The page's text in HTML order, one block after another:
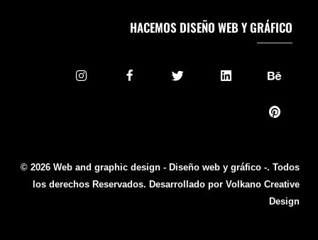
HACEMOS DISEÑO WEB Y GRÁFICO
© 2026 Web and graphic design - Diseño web y gráfico -. Todos
los derechos Reservados. Desarrollado por Volkano Creative
Design